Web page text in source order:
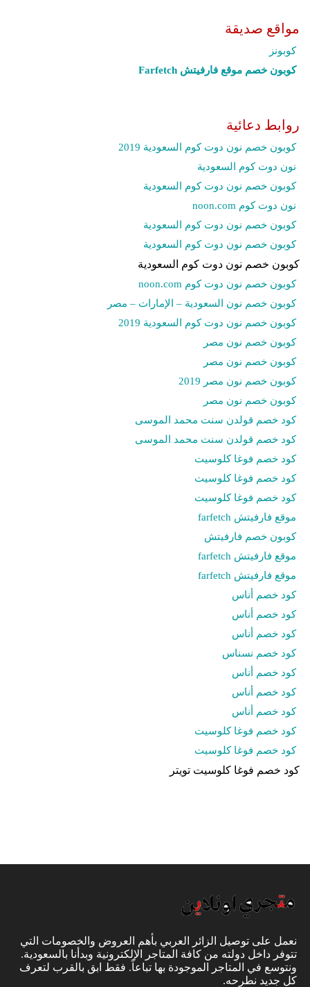
مواقع صديقة
كوبونز
كوبون خصم موقع فارفيتش Farfetch‎
روابط دعائية
كوبون خصم نون دوت كوم السعودية 2019
نون دوت كوم السعودية
كوبون خصم نون دوت كوم السعودية
نون دوت كوم noon.com
كوبون خصم نون دوت كوم السعودية
كوبون خصم نون دوت كوم السعودية
كوبون خصم نون دوت كوم السعودية
كوبون خصم نون دوت كوم noon.com
كوبون خصم نون السعودية – الإمارات – مصر
كوبون خصم نون دوت كوم السعودية 2019
كوبون خصم نون مصر
كوبون خصم نون مصر
كوبون خصم نون مصر 2019
كوبون خصم نون مصر
كود خصم قولدن سنت محمد الموسى
كود خصم قولدن سنت محمد الموسى
كود خصم فوغا كلوسيت
كود خصم فوغا كلوسيت
كود خصم فوغا كلوسيت
موقع فارفيتش farfetch
كوبون خصم فارفيتش
موقع فارفيتش farfetch
موقع فارفيتش farfetch
كود خصم أناس
كود خصم أناس
كود خصم أناس
كود خصم نسناس
كود خصم أناس
كود خصم أناس
كود خصم أناس
كود خصم فوغا كلوسيت
كود خصم فوغا كلوسيت
كود خصم فوغا كلوسيت تويتر
نعمل على توصيل الزائر العربي بأهم العروض والخصومات التي
تتوفر داخل دولته من كافة المتاجر الإلكترونية وبدأنا بالسعودية.
ونتوسع في المتاجر الموجودة بها تباعاً. فقط ابق بالقرب لتعرف
كل جديد نطرحه.